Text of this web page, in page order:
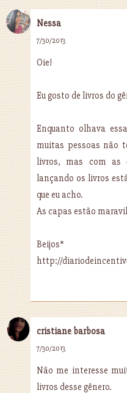
Nessa
7/30/2013
Oie!
Eu gosto de livros do
Enquanto olhava
muitas pessoas não
livros, mas com as
lançando os livros
que eu acho.
As capas estão
Beijos*
http://
cristiane barbosa
7/30/2013
Não me interesse
livros desse gênero.